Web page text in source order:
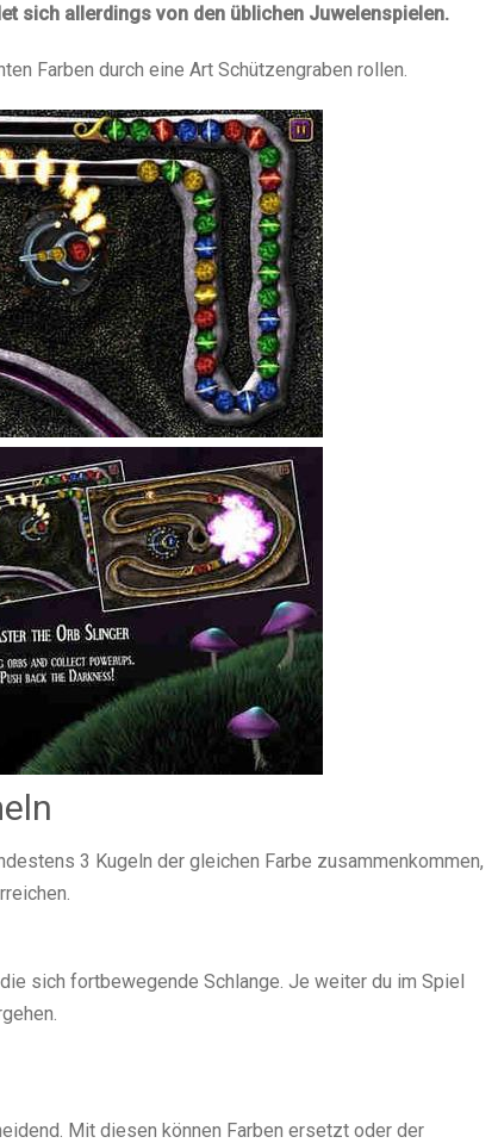
sich allerdings von den üblichen Juwelenspielen.
Farben durch eine Art Schützengraben rollen.
3 Kugeln der gleichen Farbe zusammenkommen,
sich fortbewegende Schlange. Je weiter du im Spiel
Mit diesen können Farben ersetzt oder der